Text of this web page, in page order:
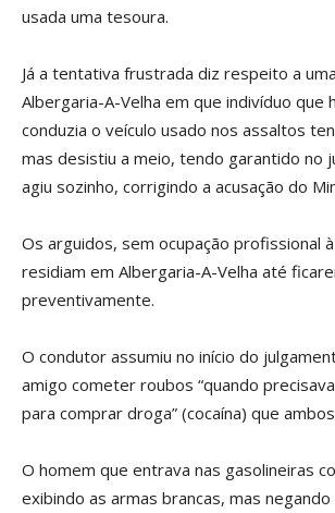
usada uma tesoura.
Já a tentativa frustrada diz respeito a
Albergaria-A-Velha em que indivíduo que
conduzia o veículo usado nos assaltos
mas desistiu a meio, tendo garantido no
agiu sozinho, corrigindo a acusação do
Os arguidos, sem ocupação profissional
residiam em Albergaria-A-Velha até
preventivamente.
O condutor assumiu no início do
amigo cometer roubos “quando
para comprar droga” (cocaína) que
O homem que entrava nas gasolineiras
exibindo as armas brancas, mas negando